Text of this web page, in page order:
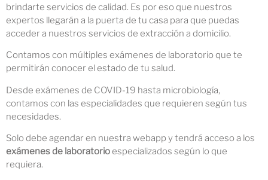
brindarte servicios de calidad. Es por eso que nuestros
expertos llegarán a la puerta de tu casa para que puedas
acceder a nuestros servicios de extracción a domicilio.
Contamos con múltiples exámenes de laboratorio que te
permitirán conocer el estado de tu salud.
Desde exámenes de COVID-19 hasta microbiología,
contamos con las especialidades que requieren según tus
necesidades.
Solo debe agendar en nuestra webapp y tendrá acceso a los
exámenes de laboratorioespecializados según lo que
requiera.